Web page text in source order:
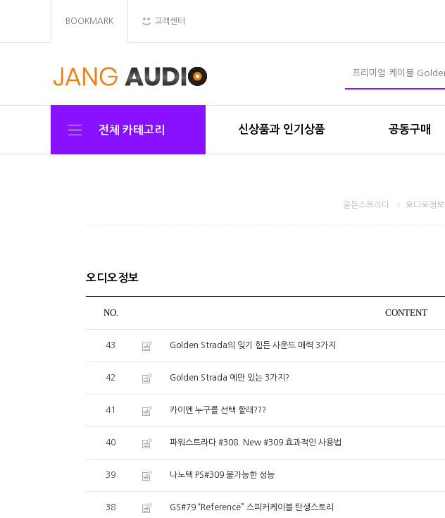
BOOKMARK 고객센터
전체 카테고리 신상품과 인기상품 공동구매
골든스트라다 오디오정보
오디오정보
NO. CONTENT
43 Golden Strada의 잊기 힘든 사운드 매력 3가지
42 Golden Strada 에만 있는 3가지?
41 카이엔 누구를 선택 할래???
40 파워스트라다 #308. New #309 효과적인 사용법
39 나노텍 PS#309 불가능한 성능
38 GS#79 “Reference” 스피커케이블 탄생스토리